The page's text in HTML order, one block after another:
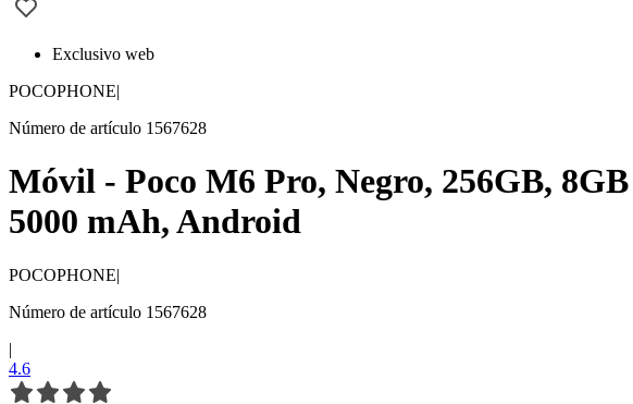
Exclusivo web
POCOPHONE|
Número de artículo 1567628
Móvil - Poco M6 Pro, Negro, 256GB,
5000 mAh, Android
POCOPHONE|
Número de artículo 1567628
|
4.6